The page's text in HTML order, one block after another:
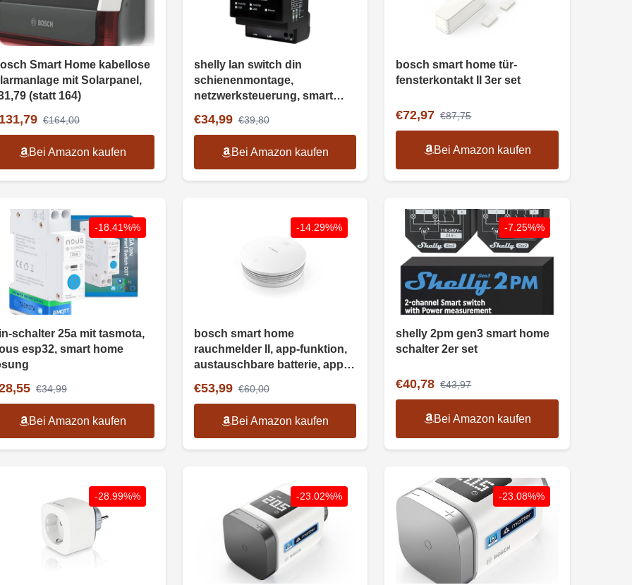
Smart Home kabellose
mit Solarpanel,
(statt 164)
€164,00
Bei Amazon kaufen
shelly lan switch din
schienenmontage,
netzwerksteuerung, smart
€34,99 €39,80
Bei Amazon kaufen
bosch smart home tür-
fensterkontakt II 3er set
€72,97 €87,75
Bei Amazon kaufen
-18.41%%
schalter 25a mit tasmota,
esp32, smart home
€34,99
Bei Amazon kaufen
-14.29%%
bosch smart home
rauchmelder II, app-funktion,
austauschbare batterie, apple
€53,99 €60,00
Bei Amazon kaufen
-7.25%%
shelly 2pm gen3 smart home
schalter 2er set
€40,78 €43,97
Bei Amazon kaufen
-28.99%% -23.02%% -23.08%%